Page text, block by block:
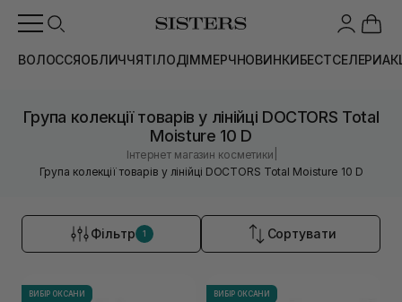
ВОЛОССЯОБЛИЧЧЯТІЛОДІММЕРЧНОВИНКИБЕСТСЕЛЕРИ
Група колекції товарів у лінійці DOCTORS Total
Moisture 10 D
Інтернет магазин косметики
Група колекції товарів у лінійці DOCTORS Total Moisture 10 D
Фільтр 1 Сортувати
ВИБІР ОКСАНИ ВИБІР ОКСАНИ